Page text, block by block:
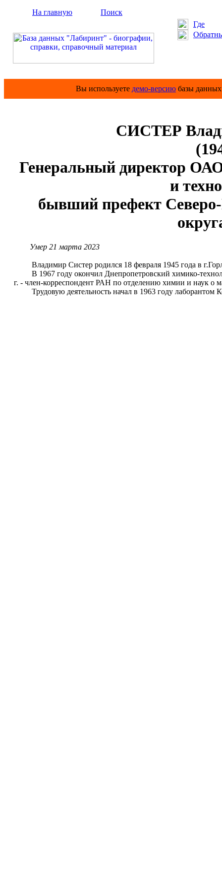
На главную
Поиск
Где
Вы используете демо-версию базы
СИСТЕР
Генеральный директор
и
бывший префект Северо-
Умер 21 марта 2023
Владимир Систер родился 18 февраля 1945 года в
В 1967 году окончил Днепропетровский химико-
г. - член-корреспондент РАН по отделению химии и наук о
Трудовую деятельность начал в 1963 году лаборантом